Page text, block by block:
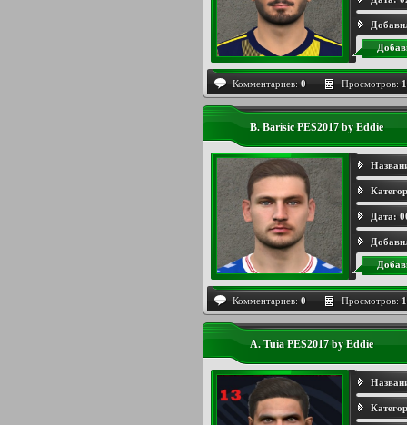
Комментариев: 0 Просмотров:
B. Barisic PES2017 by Eddie
Дата:
Комментариев: 0 Просмотров:
A. Tuia PES2017 by Eddie